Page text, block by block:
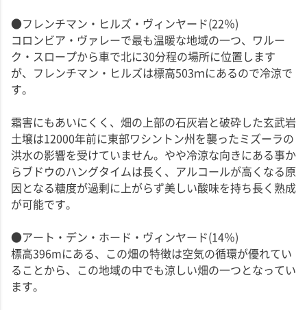
●フレンチマン・ヒルズ・ヴィンヤード(22％)
コロンビア・ヴァレーで最も温暖な地域の一つ、ワルー
ク・スロープから車で北に30分程の場所に位置します
が、フレンチマン・ヒルズは標高503ｍにあるので冷涼で
す。
霜害にもあいにくく、畑の上部の石灰岩と破砕した玄武岩
土壌は12000年前に東部ワシントン州を襲ったミズーラの
洪水の影響を受けていません。やや冷涼な向きにある事か
らブドウのハングタイムは長く、アルコールが高くなる原
因となる糖度が過剰に上がらず美しい酸味を持ち長く熟成
が可能です。
●アート・デン・ホード・ヴィンヤード(14％)
標高396mにある、この畑の特徴は空気の循環が優れてい
ることから、この地域の中でも涼しい畑の一つとなってい
ます。